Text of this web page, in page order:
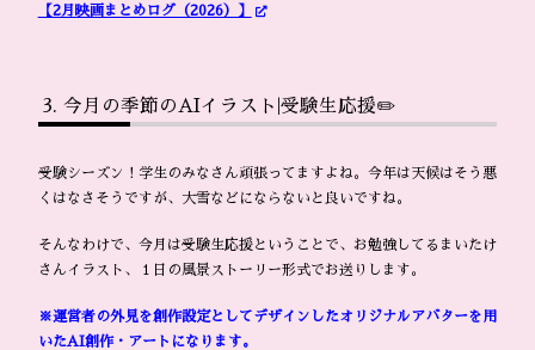
【2月映画まとめログ（2026）】
今月の季節のAIイラスト|受験生応援✏️
受験シーズン！学生のみなさん頑張ってますよね。今年は天候はそう悪
くはなさそうですが、大雪などにならないと良いですね。
そんなわけで、今月は受験生応援ということで、お勉強してるまいたけ
さんイラスト、１日の風景ストーリー形式でお送りします。
※運営者の外見を創作設定としてデザインしたオリジナルアバターを用
いたAI創作・アートになります。